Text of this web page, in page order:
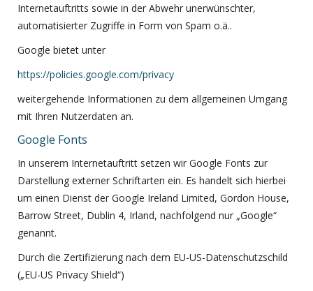
Internetauftritts sowie in der Abwehr unerwünschter,
automatisierter Zugriffe in Form von Spam o.ä..
Google bietet unter
https://policies.google.com/privacy
weitergehende Informationen zu dem allgemeinen Umgang
mit Ihren Nutzerdaten an.
Google Fonts
In unserem Internetauftritt setzen wir Google Fonts zur
Darstellung externer Schriftarten ein. Es handelt sich hierbei
um einen Dienst der Google Ireland Limited, Gordon House,
Barrow Street, Dublin 4, Irland, nachfolgend nur „Google“
genannt.
Durch die Zertifizierung nach dem EU-US-Datenschutzschild
(„EU-US Privacy Shield“)